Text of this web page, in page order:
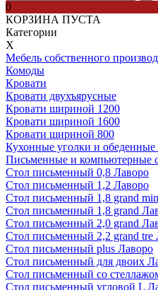
0
КОРЗИНА ПУСТА
Категории
Х
Мебель собственного
Комоды
Кровати
Кровати двухъярусные
Кровати шириной 1200
Кровати шириной 1600
Кровати шириной 800
Кухонные уголки и
Письменные и компьютерные
Стол письменный 0,8 Лаворо
Стол письменный 1,2 Лаворо
Стол письменный 1,8 grand
Стол письменный 1,8 grand
Стол письменный 2,0 grand
Стол письменный 2,2 grand tre
Стол письменный plus Лаворо
Стол письменный для двоих
Стол письменный со
Стол письменный угловой L